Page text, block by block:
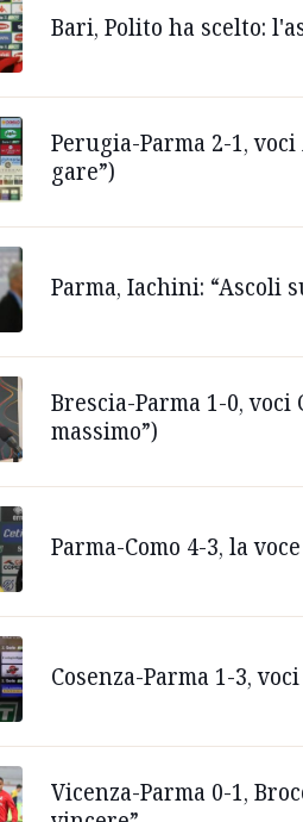
Bari, Polito ha scelto:
Perugia-Parma 2-1,
gare”)
Parma, Iachini: “Ascoli
Brescia-Parma 1-0,
massimo”)
Parma-Como 4-3, la
Cosenza-Parma 1-3,
Vicenza-Parma 0-1,